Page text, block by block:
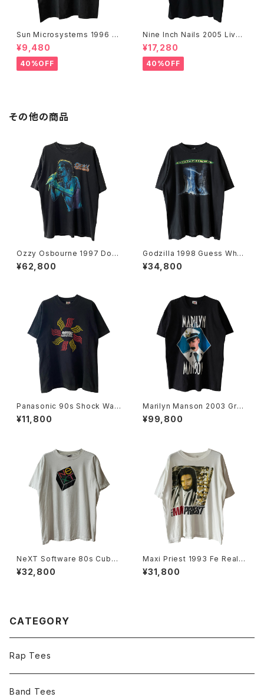
Sun Microsystems 1996 JA
VA DAY CMU '96 Promo Te
e
¥9,480
40%OFF
Nine Inch Nails 2005 Live
with Teeth Band Tee
¥17,280
40%OFF
その他の商品
Ozzy Osbourne 1997 Dov
e's Revenge Band Tee
¥62,800
Godzilla 1998 Guess Wh
o's Coming To Town Movi
e Promo Tee
¥34,800
Panasonic 90s Shock Wav
e Shake Your Brains Tee
¥11,800
Marilyn Manson 2003 Grot
esk Burlesk Band Tee
¥99,800
NeXT Software 80s Cube
Logo Tee
¥32,800
Maxi Priest 1993 Fe Real T
our Rap Tee
¥31,800
CATEGORY
Rap Tees
Band Tees